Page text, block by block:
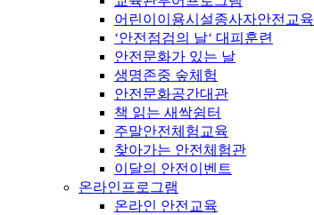
어린이이용시설종사자안전교육
‘안전점검의 날‘ 대피훈련
안전문화가 있는 날
생명존중 숲체험
안전문화공간대관
책 읽는 새싹쉼터
주말안전체험교육
찾아가는 안전체험관
이달의 안전이벤트
온라인프로그램
온라인 안전교육